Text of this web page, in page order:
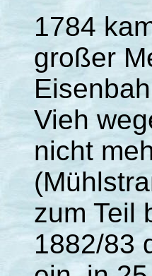
1784
großer
Vieh
nicht
zum Teil
1882/83